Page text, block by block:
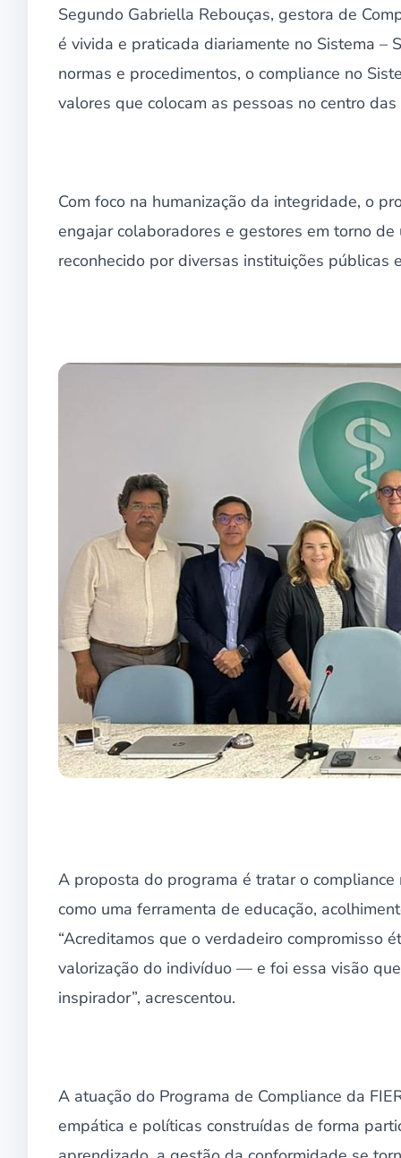
Segundo Gabriella Rebouças, gestora de
é vivida e praticada diariamente no Sistema –
normas e procedimentos, o compliance no
valores que colocam as pessoas no centro das
Com foco na humanização da integridade, o
engajar colaboradores e gestores em torno
reconhecido por diversas instituições públicas
A proposta do programa é tratar o
como uma ferramenta de educação,
“Acreditamos que o verdadeiro compromisso
valorização do indivíduo — e foi essa visão
inspirador”, acrescentou.
A atuação do Programa de Compliance da
empática e políticas construídas de forma